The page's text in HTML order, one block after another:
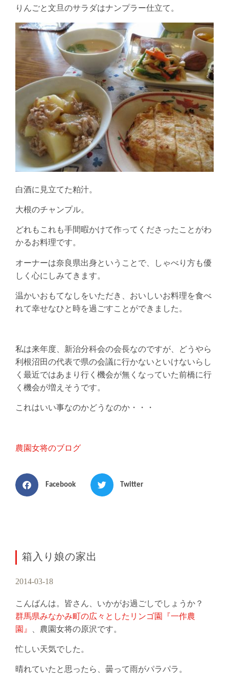
りんごと文旦のサラダはナンプラー仕立て。
白酒に見立てた粕汁。
大根のチャンプル。
どれもこれも手間暇かけて作ってくださったことがわ
かるお料理です。
オーナーは奈良県出身ということで、しゃべり方も優
しく心にしみてきます。
温かいおもてなしをいただき、おいしいお料理を食べ
れて幸せなひと時を過ごすことができました。
私は来年度、新治分科会の会長なのですが、どうやら
利根沼田の代表で県の会議に行かないといけないらし
く最近ではあまり行く機会が無くなっていた前橋に行
く機会が増えそうです。
これはいい事なのかどうなのか・・・
農園女将のブログ
Facebook Twitter
箱入り娘の家出
2014-03-18
こんばんは。皆さん、いかがお過ごしでしょうか？
群馬県みなかみ町の広々としたリンゴ園『一作農
園』
、農園女将の原沢です。
忙しい天気でした。
晴れていたと思ったら、曇って雨がパラパラ。